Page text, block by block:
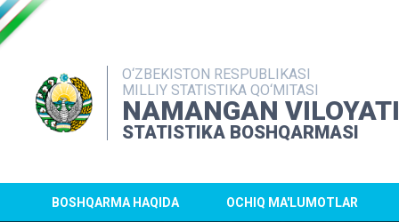
O‘ZBEKISTON RESPUBLIKASI
MILLIY STATISTIKA QO‘MITASI
NAMANGAN VILOYATI
STATISTIKA BOSHQARMASI
BOSHQARMA HAQIDA OCHIQ MA'LUMOTLAR